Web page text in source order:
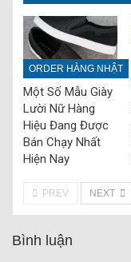
ORDER HÀNG NHẬT
Một Số Mẫu Giày
Lười Nữ Hàng
Hiệu Đang Được
Bán Chạy Nhất
Hiện Nay
PREV NEXT
Bình luận